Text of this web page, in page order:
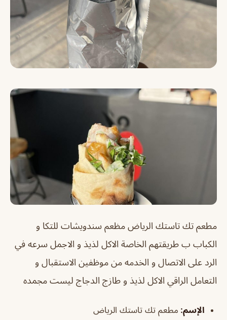
مطعم تك تاستك الرياض مظعم سندويشات للتكا و
الكباب ب طريقتهم الخاصة الاكل لذيذ و الاجمل سرعه في
الرد على الاتصال و الخدمه من موظفين الاستقبال و
التعامل الراقي الاكل لذيذ و طازج الدجاج ليست مجمده
الإسم: مطعم تك تاستك الرياض